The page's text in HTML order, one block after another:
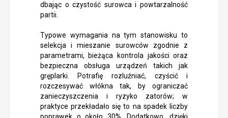
dbając o czystość surowca i powtarzalność
partii.
Typowe wymagania na tym stanowisku to
selekcja i mieszanie surowców zgodnie z
parametrami, bieżąca kontrola jakości oraz
bezpieczna obsługa urządzeń takich jak
gręplarki. Potrafię rozluźniać, czyścić i
rozczesywać włókna tak, by ograniczać
zanieczyszczenia i ryzyko zatorów; w
praktyce przekładało się to na spadek liczby